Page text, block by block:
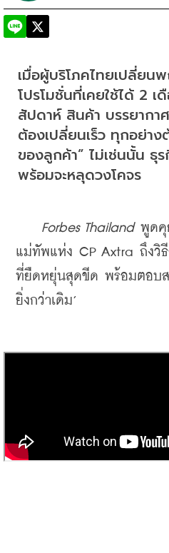
เมื่อผู้บริโภคไทยเปลี่ยน
โปรโมชั่นที่เคยใช้ได้ 2 เ
สัปดาห์ สินค้า บรรยากา
ต้องเปลี่ยนเร็ว ทุกอย่า
ของลูกค้า” ไม่เช่นนั้น ธุ
พร้อมจะหลุดวงโคจร
Forbes Thailand พูดคุ
แม่ทัพแห่ง CP Axtra ถึงวิธี
ที่ยืดหยุ่นสุดขีด พร้อมตอบส
ยิ่งกว่าเดิม’